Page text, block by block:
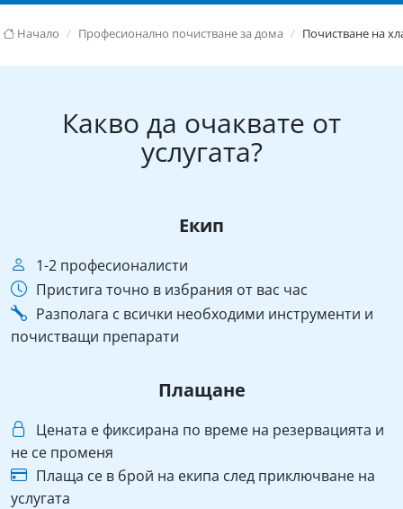
Начало Професионално почистване за дома Почистване на
Какво да очаквате от
услугата?
Екип
1-2 професионалисти
Пристига точно в избрания от вас час
Разполага с всички необходими инструменти и
почистващи препарати
Плащане
Цената е фиксирана по време на резервацията и
не се променя
Плаща се в брой на екипа след приключване на
услугата